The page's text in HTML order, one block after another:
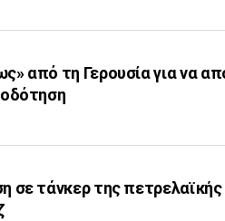
από τη Γερουσία για να
σε τάνκερ της